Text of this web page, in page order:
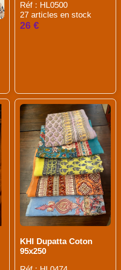
Réf : HL0500
27 articles en stock
26 €
KHI Dupatta Coton
95x250